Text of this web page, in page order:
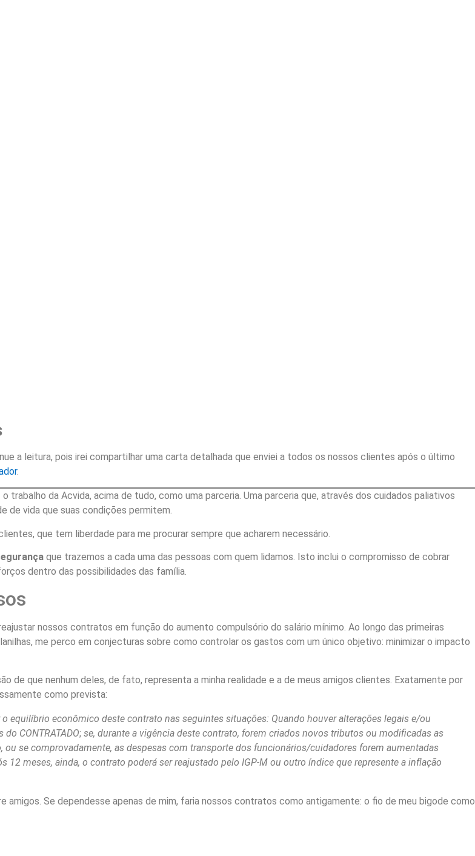
a leitura, pois irei compartilhar uma carta detalhada que enviei a todos os nossos clientes após o último
.
da Acvida, acima de tudo, como uma parceria. Uma parceria que, através dos cuidados paliativos
de vida que suas condições permitem.
que tem liberdade para me procurar sempre que acharem necessário.
que trazemos a cada uma das pessoas com quem lidamos. Isto inclui o compromisso de cobrar
dentro das possibilidades das família.
nossos contratos em função do aumento compulsório do salário mínimo. Ao longo das primeiras
me perco em conjecturas sobre como controlar os gastos com um único objetivo: minimizar o impacto
de que nenhum deles, de fato, representa a minha realidade e a de meus amigos clientes. Exatamente por
como prevista:
equilíbrio econômico deste contrato nas seguintes situações: Quando houver alterações legais e/ou
CONTRATADO; se, durante a vigência deste contrato, forem criados novos tributos ou modificadas as
ou se comprovadamente, as despesas com transporte dos funcionários/cuidadores forem aumentadas
12 meses, ainda, o contrato poderá ser reajustado pelo IGP-M ou outro índice que represente a inflação
Se dependesse apenas de mim, faria nossos contratos como antigamente: o fio de meu bigode como